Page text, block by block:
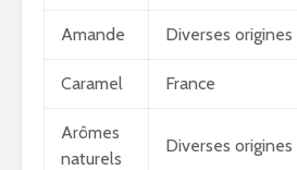
Amande Diverses origines
Caramel France
Arômes
naturels
Diverses origines